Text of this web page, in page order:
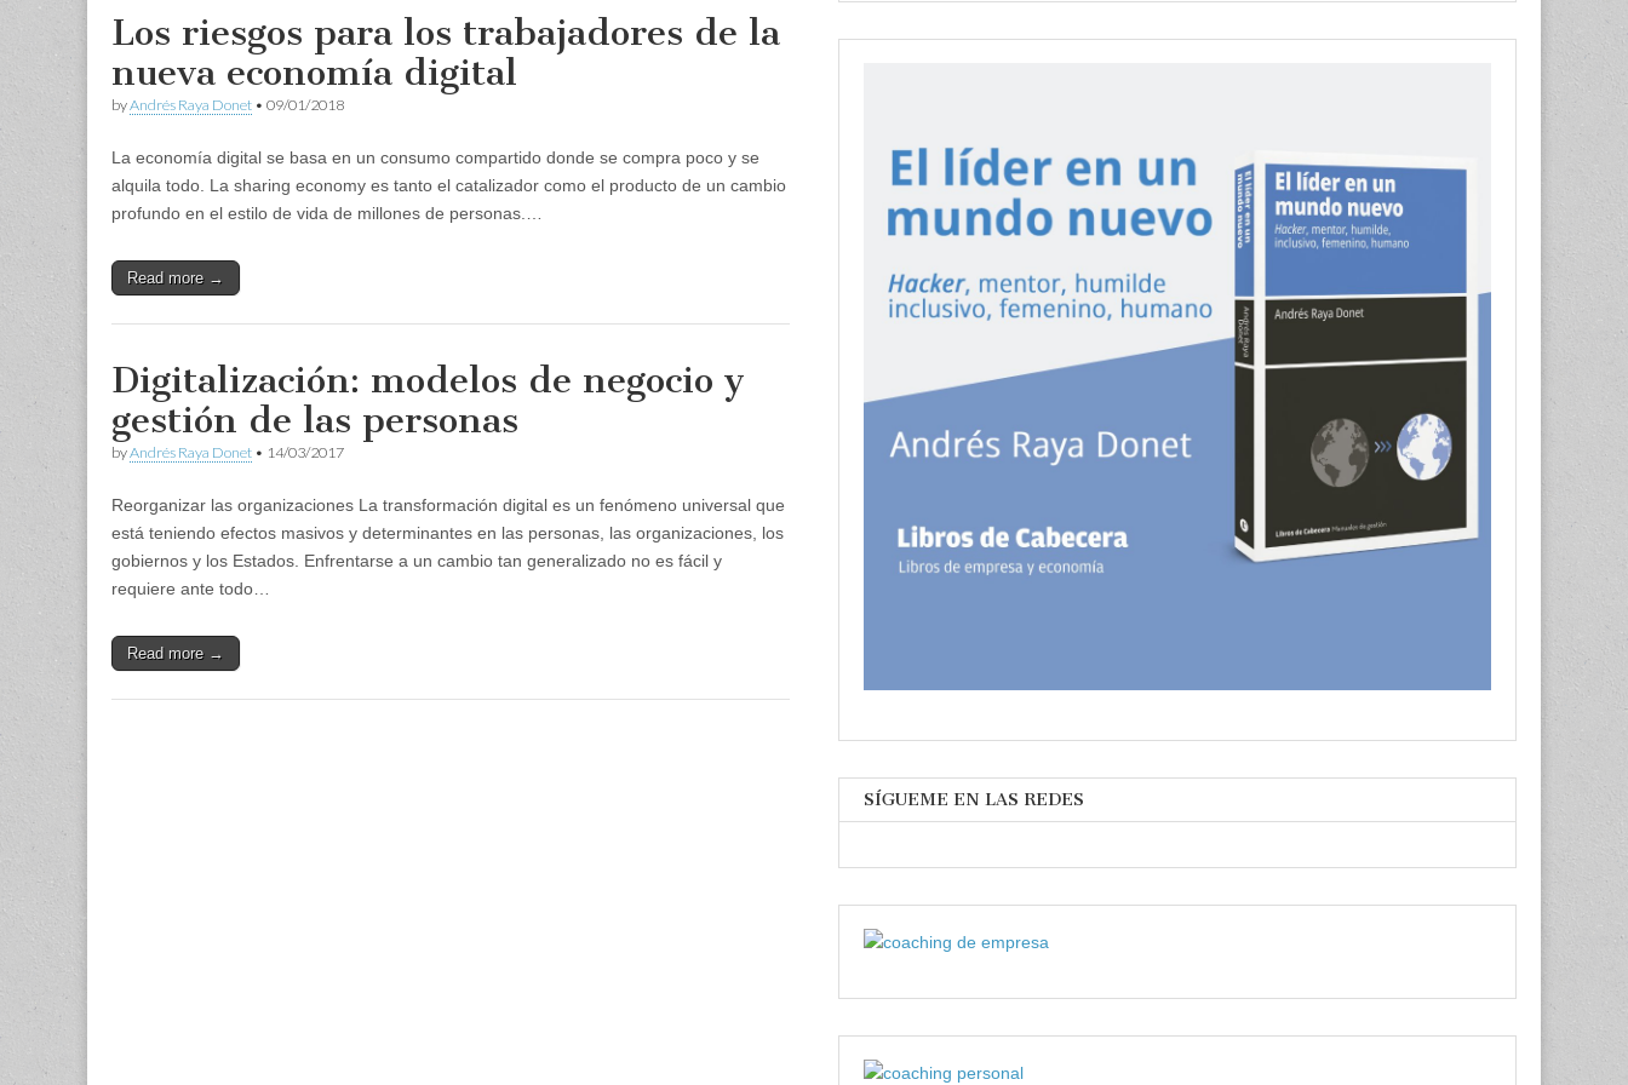
Los riesgos para los trabajadores de la
nueva economía digital
byAndrés Raya Donet • 09/01/2018
La economía digital se basa en un consumo compartido donde se compra poco y se
alquila todo. La sharing economy es tanto el catalizador como el producto de un cambio
profundo en el estilo de vida de millones de personas.…
Read more →
Digitalización: modelos de negocio y
gestión de las personas
byAndrés Raya Donet • 14/03/2017
Reorganizar las organizaciones La transformación digital es un fenómeno universal que
está teniendo efectos masivos y determinantes en las personas, las organizaciones, los
gobiernos y los Estados. Enfrentarse a un cambio tan generalizado no es fácil y
requiere ante todo…
Read more →
SÍGUEME EN LAS REDES